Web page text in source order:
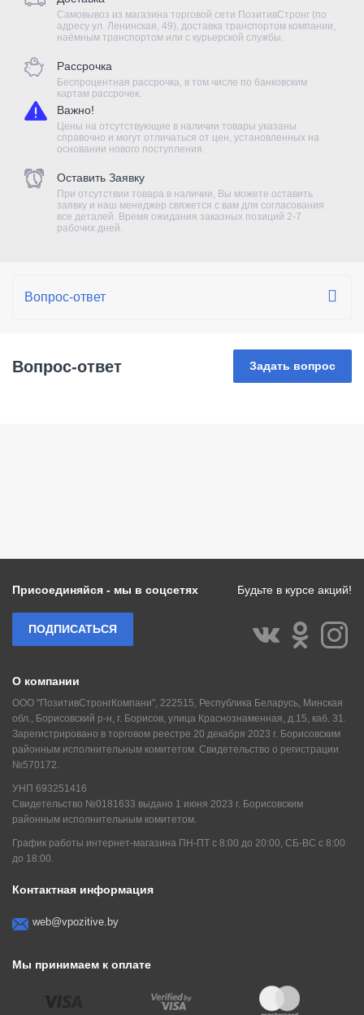
Самовывоз из магазина торговой сети ПозитивСтронг (по
адресу ул. Ленинская, 49), доставка транспортом компании,
наёмным транспортом или с курьерской службы.
Рассрочка
Беспроцентная рассрочка, в том числе по банковским
картам рассрочек.
Важно!
Цены на отсутствующие в наличии товары указаны
справочно и могут отличаться от цен, установленных на
основании нового поступления.
Оставить Заявку
При отсутствии товара в наличии, Вы можете оставить
заявку и наш менеджер свяжется с вам для согласования
все деталей. Время ожидания заказных позиций 2-7
рабочих дней.
Вопрос-ответ Задать вопрос
Мы принимаем к оплате
Контактная информация
web@vpozitive.by
О компании
ООО "ПозитивСтронгКомпани", 222515, Республика Беларусь, Минская
обл., Борисовский р-н, г. Борисов, улица Краснознаменная, д.15, каб. 31.
Зарегистрировано в торговом реестре 20 декабря 2023 г. Борисовским
районным исполнительным комитетом. Свидетельство о регистрации
№570172.
УНП 693251416
Свидетельство №0181633 выдано 1 июня 2023 г. Борисовским
районным исполнительным комитетом.
График работы интернет-магазина ПН-ПТ с 8:00 до 20:00, СБ-ВС с 8:00
до 18:00.
Присоединяйся - мы в соцсетях Будьте в курсе акций!
ПОДПИСАТЬСЯ